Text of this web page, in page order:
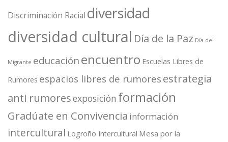
Discriminación Racial diversidad
diversidad cultural Día de la Paz Día del
Migrante educaciónencuentro Escuelas Libres de
Rumores espacios libres de rumores estrategia
anti rumoresexposición formación
Gradúate en Convivencia información
intercultural Logroño Intercultural Mesa por la